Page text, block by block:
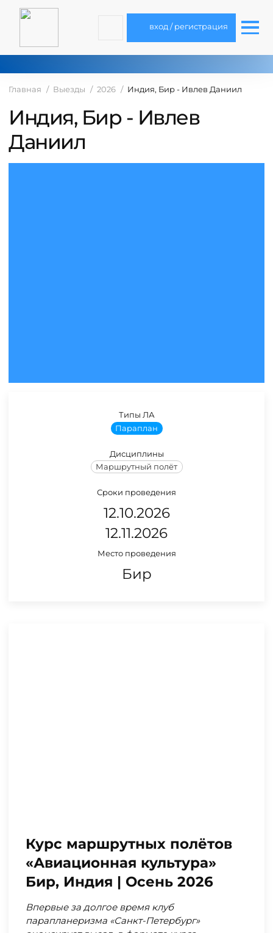
вход / регистрация
Главная Выезды 2026 Индия, Бир - Ивлев Даниил
Индия, Бир - Ивлев
Даниил
Типы ЛА
Параплан
Дисциплины
Маршрутный полёт
Сроки проведения
12.10.2026
12.11.2026
Место проведения
Бир
Курс маршрутных полётов
«Авиационная культура»
Бир, Индия | Осень 2026
Впервые за долгое время клуб
парапланеризма «Санкт-Петербург»